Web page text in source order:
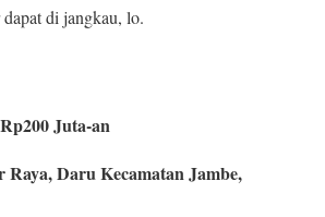
di jangkau, lo.
Juta-an
Daru Kecamatan Jambe,